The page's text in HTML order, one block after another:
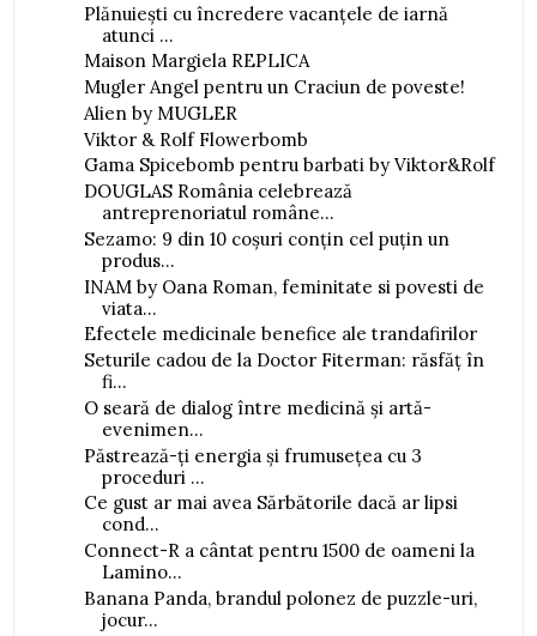
Plănuiești cu încredere vacanțele de iarnă
atunci ...
Maison Margiela REPLICA
Mugler Angel pentru un Craciun de poveste!
Alien by MUGLER
Viktor & Rolf Flowerbomb
Gama Spicebomb pentru barbati by Viktor&Rolf
DOUGLAS România celebrează
antreprenoriatul române...
Sezamo: 9 din 10 coșuri conțin cel puțin un
produs...
INAM by Oana Roman, feminitate si povesti de
viata...
Efectele medicinale benefice ale trandafirilor
Seturile cadou de la Doctor Fiterman: răsfăț în
fi...
O seară de dialog între medicină și artă-
evenimen...
Păstrează-ți energia și frumusețea cu 3
proceduri ...
Ce gust ar mai avea Sărbătorile dacă ar lipsi
cond...
Connect-R a cântat pentru 1500 de oameni la
Lamino...
Banana Panda, brandul polonez de puzzle-uri,
jocur...